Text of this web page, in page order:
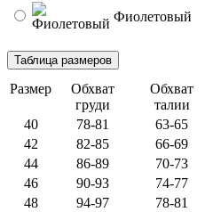
Фиолетовый
Размер
Обхват
груди
Обхват
талии
40 78-81 63-65
42
82-85 66-69
44
86-89 70-73
46
90-93 74-77
48
94-97 78-81